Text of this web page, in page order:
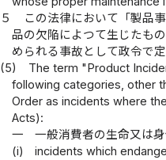
５
この法律において「製品
品の欠陥によつて生じたも
められる事故として政令で
(5)
The term "Product
following categories, other
Order as incidents where
Acts):
一
一般消費者の生命又は
(i)
incidents which